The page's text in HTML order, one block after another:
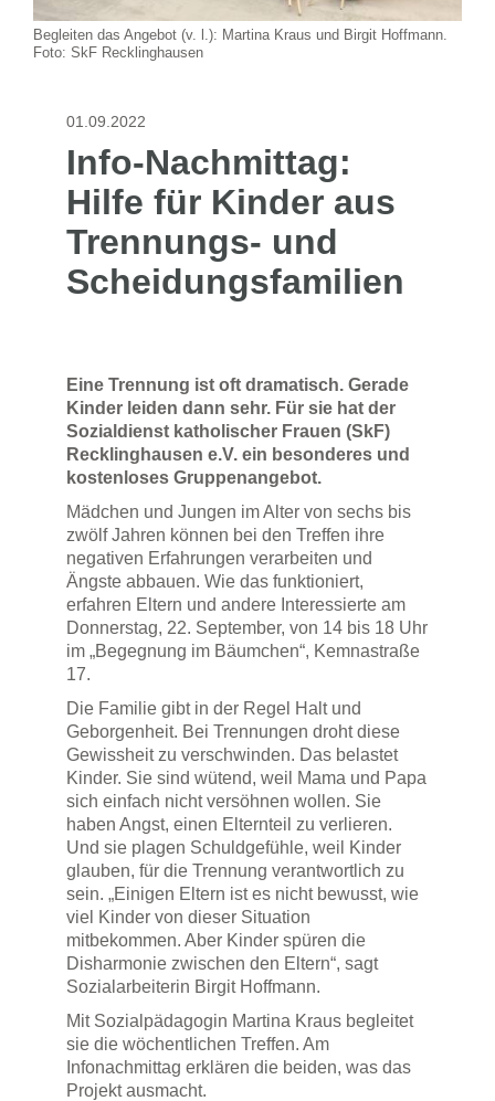
Begleiten das Angebot (v. l.): Martina Kraus und Birgit Hoffmann.
Foto: SkF Recklinghausen
01.09.2022
Info-Nachmittag:
Hilfe für Kinder aus
Trennungs- und
Scheidungsfamilien
Eine Trennung ist oft dramatisch. Gerade
Kinder leiden dann sehr. Für sie hat der
Sozialdienst katholischer Frauen (SkF)
Recklinghausen e.V. ein besonderes und
kostenloses Gruppenangebot.
Mädchen und Jungen im Alter von sechs bis
zwölf Jahren können bei den Treffen ihre
negativen Erfahrungen verarbeiten und
Ängste abbauen. Wie das funktioniert,
erfahren Eltern und andere Interessierte am
Donnerstag, 22. September, von 14 bis 18 Uhr
im „Begegnung im Bäumchen“, Kemnastraße
17.
Die Familie gibt in der Regel Halt und
Geborgenheit. Bei Trennungen droht diese
Gewissheit zu verschwinden. Das belastet
Kinder. Sie sind wütend, weil Mama und Papa
sich einfach nicht versöhnen wollen. Sie
haben Angst, einen Elternteil zu verlieren.
Und sie plagen Schuldgefühle, weil Kinder
glauben, für die Trennung verantwortlich zu
sein. „Einigen Eltern ist es nicht bewusst, wie
viel Kinder von dieser Situation
mitbekommen. Aber Kinder spüren die
Disharmonie zwischen den Eltern“, sagt
Sozialarbeiterin Birgit Hoffmann.
Mit Sozialpädagogin Martina Kraus begleitet
sie die wöchentlichen Treffen. Am
Infonachmittag erklären die beiden, was das
Projekt ausmacht.